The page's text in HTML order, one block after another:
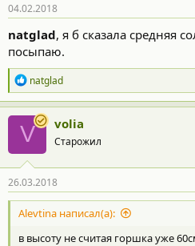
04.02.2018
natglad, я б сказала средняя
посыпаю.
Р
е
а
к
ц
и
и
:
natglad
V volia
Старожил
26.03.2018
Alevtina написал(а):
в высоту не считая горшка уже